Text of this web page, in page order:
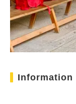
Information